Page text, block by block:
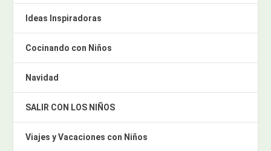
Ideas Inspiradoras
Cocinando con Niños
Navidad
SALIR CON LOS NIÑOS
Viajes y Vacaciones con Niños